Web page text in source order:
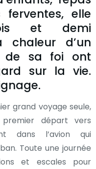
elle
et demi
chaleur d’un
de sa foi ont
sur la vie.
grand voyage seule,
départ vers
dans l’avion qui
Toute une journée
et escales pour